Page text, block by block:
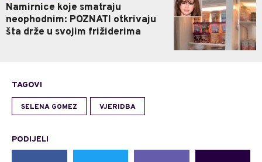
Namirnice koje smatraju
neophodnim: POZNATI otkrivaju
šta drže u svojim frižiderima
TAGOVI
SELENA GOMEZ VJERIDBA
PODIJELI